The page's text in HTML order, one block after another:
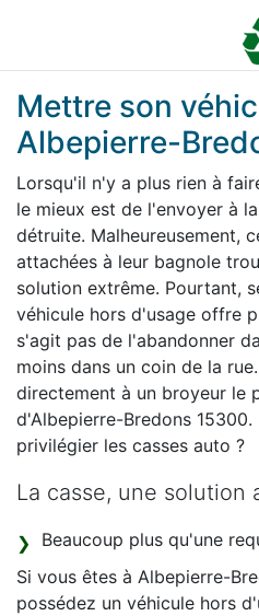
Mettre son
Albepierre-
Lorsqu'il n'y a plus rien à
le mieux est de l'envoyer à
détruite. Malheureusement,
attachées à leur bagnole
solution extrême. Pourtant,
véhicule hors d'usage offre
s'agit pas de l'abandonner
moins dans un coin de la
directement à un broyeur le
d'Albepierre-Bredons
privilégier les casses auto ?
La casse, une solution
Beaucoup plus qu'une
Si vous êtes à Albepierre-
possédez un véhicule hors